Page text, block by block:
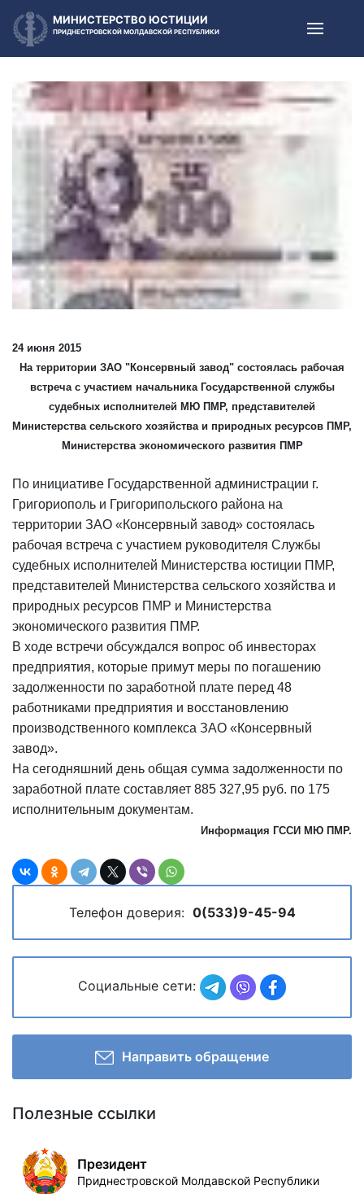
МИНИСТЕРСТВО ЮСТИЦИИ
ПРИДНЕСТРОВСКОЙ МОЛДАВСКОЙ РЕСПУБЛИКИ
24 июня 2015
На территории ЗАО "Консервный завод" состоялась рабочая
встреча с участием начальника Государственной службы
судебных исполнителей МЮ ПМР, представителей
Министерства сельского хозяйства и природных ресурсов ПМР,
Министерства экономического развития ПМР
По инициативе Государственной администрации г.
Григориополь и Григорипольского района на
территории ЗАО «Консервный завод» состоялась
рабочая встреча с участием руководителя Службы
судебных исполнителей Министерства юстиции ПМР,
представителей Министерства сельского хозяйства и
природных ресурсов ПМР и Министерства
экономического развития ПМР.
В ходе встречи обсуждался вопрос об инвесторах
предприятия, которые примут меры по погашению
задолженности по заработной плате перед 48
работниками предприятия и восстановлению
производственного комплекса ЗАО «Консервный
завод».
На сегодняшний день общая сумма задолженности по
заработной плате составляет 885 327,95 руб. по 175
исполнительным документам.
Информация ГССИ МЮ ПМР.
Телефон доверия: 0(533)9-45-94
Социальные сети:
Направить обращение
Полезные ссылки
Президент
Приднестровской Молдавской Республики